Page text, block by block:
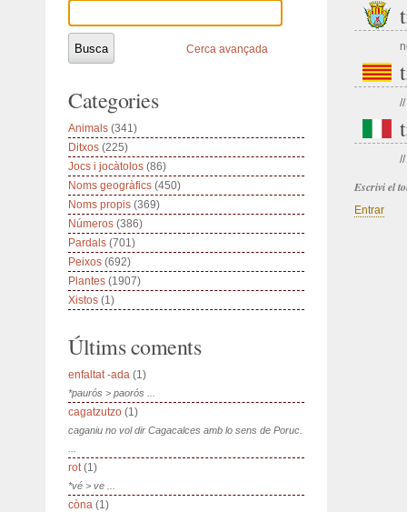
//
//
Escrivi el
Entrar
Cerca avançada
Categories
Animals (341)
Ditxos (225)
Jocs i jocàtolos (86)
Noms geogràfics (450)
Noms propis (369)
Números (386)
Pardals (701)
Peixos (692)
Plantes (1907)
Xistos (1)
Últims coments
enfaltat -ada (1)
*paurós > paorós ...
cagatzutzo (1)
caganiu no vol dir Cagacalces amb lo sens de Poruc.
rot(1)
*vé > ve ...
còna (1)